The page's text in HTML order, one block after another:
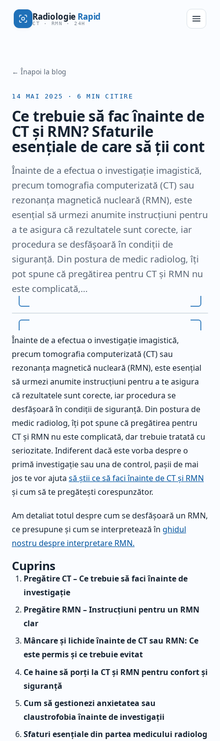
Radiologie Rapid
CT · RMN · 24H
← Înapoi la blog
14 MAI 2025 · 6 MIN CITIRE
Ce trebuie să fac înainte de
CT și RMN? Sfaturile
esențiale de care să ții cont
Înainte de a efectua o investigație imagistică,
precum tomografia computerizată (CT) sau
rezonanța magnetică nucleară (RMN), este
esențial să urmezi anumite instrucțiuni pentru
a te asigura că rezultatele sunt corecte, iar
procedura se desfășoară în condiții de
siguranță. Din postura de medic radiolog, îți
pot spune că pregătirea pentru CT și RMN nu
este complicată,…
Înainte de a efectua o investigație imagistică,
precum tomografia computerizată (CT) sau
rezonanța magnetică nucleară (RMN), este esențial
să urmezi anumite instrucțiuni pentru a te asigura
că rezultatele sunt corecte, iar procedura se
desfășoară în condiții de siguranță. Din postura de
medic radiolog, îți pot spune că pregătirea pentru
CT și RMN nu este complicată, dar trebuie tratată cu
seriozitate. Indiferent dacă este vorba despre o
primă investigație sau una de control, pașii de mai
jos te vor ajuta să știi ce să faci înainte de CT și RMN
și cum să te pregătești corespunzător.
Am detaliat totul despre cum se desfășoară un RMN,
ce presupune și cum se interpretează în ghidul
nostru despre interpretare RMN.
Cuprins
Pregătire CT – Ce trebuie să faci înainte de
investigație
Pregătire RMN – Instrucțiuni pentru un RMN
clar
Mâncare și lichide înainte de CT sau RMN: Ce
este permis și ce trebuie evitat
Ce haine să porți la CT și RMN pentru confort și
siguranță
Cum să gestionezi anxietatea sau
claustrofobia înainte de investigații
Sfaturi esențiale din partea medicului radiolog